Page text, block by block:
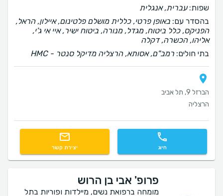
שפות:עברית, אנגלית
בהסדר עם: באופן פרטי, כללית מושלם פלטינום, איילון, הראל,
הפניקס, כלל ביטוח, מגדל, מנורה, ביטוח ישיר, איי אי ג'י,
אליהו, הכשרה, דקלה
בתי חולים: רמב"ם, אסותא, הרצליה מדיקל סנטר - HMC
הברזל 9, תל אביב
הרצליה
חיוג יצירת קשר
פרופ' אבי בן הרוש
מומחה ברפואת נשים, מיילדות ופוריות בתל